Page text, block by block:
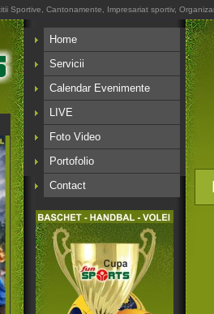
Sportive, Cantonamente, Impresariat sportiv,
Home
Servicii
Calendar Evenimente
LIVE
Foto Video
Portofolio
Contact